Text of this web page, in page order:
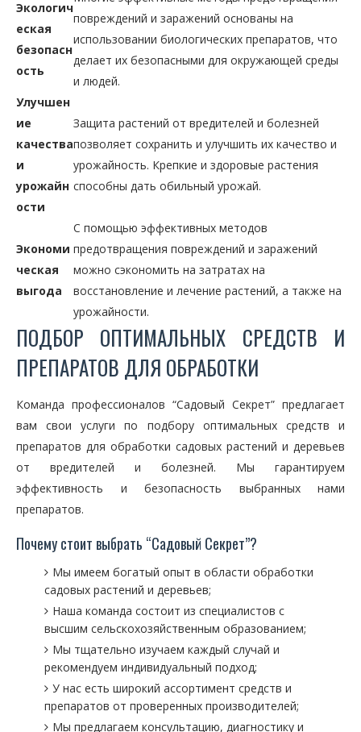
Экологич
еская
безопасн
ость
повреждений и заражений основаны на
использовании биологических препаратов, что
делает их безопасными для окружающей среды
и людей.
Улучшен
ие
качества
и
урожайн
ости
Защита растений от вредителей и болезней
позволяет сохранить и улучшить их качество и
урожайность. Крепкие и здоровые растения
способны дать обильный урожай.
Экономи
ческая
выгода
С помощью эффективных методов
предотвращения повреждений и заражений
можно сэкономить на затратах на
восстановление и лечение растений, а также на
урожайности.
ПОДБОР ОПТИМАЛЬНЫХ СРЕДСТВ И
ПРЕПАРАТОВ ДЛЯ ОБРАБОТКИ
Команда профессионалов “Садовый Секрет” предлагает
вам свои услуги по подбору оптимальных средств и
препаратов для обработки садовых растений и деревьев
от вредителей и болезней. Мы гарантируем
эффективность и безопасность выбранных нами
препаратов.
Почему стоит выбрать “Садовый Секрет”?
Мы имеем богатый опыт в области обработки
садовых растений и деревьев;
Наша команда состоит из специалистов с
высшим сельскохозяйственным образованием;
Мы тщательно изучаем каждый случай и
рекомендуем индивидуальный подход;
У нас есть широкий ассортимент средств и
препаратов от проверенных производителей;
Мы предлагаем консультацию, диагностику и